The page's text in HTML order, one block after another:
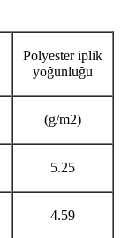
Polyester iplik
yoğunluğu
(g/m2)
5.25
4.59